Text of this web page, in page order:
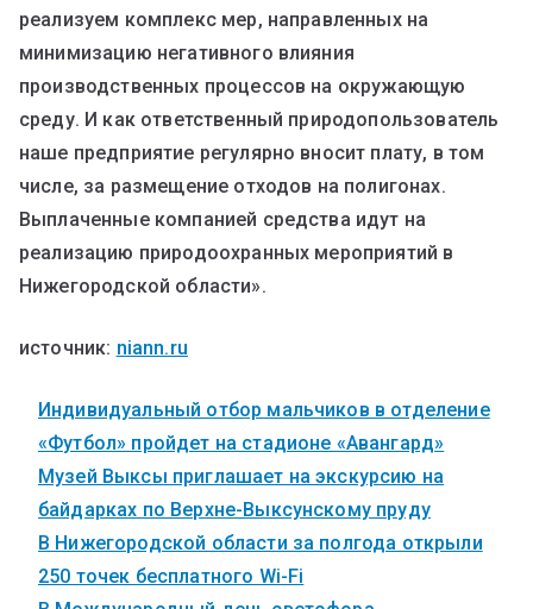
реализуем комплекс мер, направленных на
минимизацию негативного влияния
производственных процессов на окружающую
среду. И как ответственный природопользователь
наше предприятие регулярно вносит плату, в том
числе, за размещение отходов на полигонах.
Выплаченные компанией средства идут на
реализацию природоохранных мероприятий в
Нижегородской области».
источник: niann.ru
Индивидуальный отбор мальчиков в отделение
«Футбол» пройдет на стадионе «Авангард»
Музей Выксы приглашает на экскурсию на
байдарках по Верхне-Выксунскому пруду
В Нижегородской области за полгода открыли
250 точек бесплатного Wi-Fi